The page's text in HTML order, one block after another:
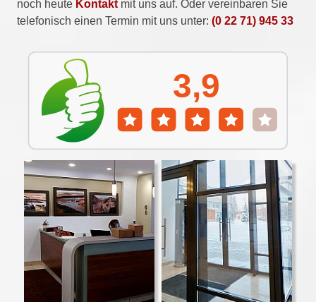
noch heute Kontakt mit uns auf. Oder vereinbaren Sie
telefonisch einen Termin mit uns unter: (0 22 71) 945 33